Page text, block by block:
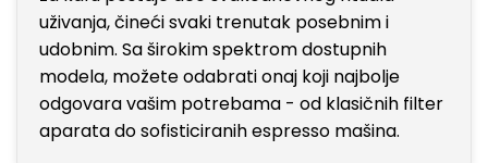
uživanja, čineći svaki trenutak posebnim i
udobnim. Sa širokim spektrom dostupnih
modela, možete odabrati onaj koji najbolje
odgovara vašim potrebama - od klasičnih filter
aparata do sofisticiranih espresso mašina.